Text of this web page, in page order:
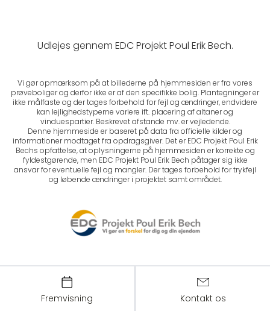
Fremvisning Kontakt os
Udlejes gennem EDC Projekt Poul Erik Bech.
Vi gør opmærksom på at billederne på hjemmesiden er fra vores
prøveboliger og derfor ikke er af den specifikke bolig. Plantegninger er
ikke målfaste og der tages forbehold for fejl og ændringer, endvidere
kan lejlighedstyperne variere ift. placering af altaner og
vinduespartier. Beskrevet afstande mv. er vejledende.
Denne hjemmeside er baseret på data fra officielle kilder og
informationer modtaget fra opdragsgiver. Det er EDC Projekt Poul Erik
Bechs opfattelse, at oplysningerne på hjemmesiden er korrekte og
fyldestgørende, men EDC Projekt Poul Erik Bech påtager sig ikke
ansvar for eventuelle fejl og mangler. Der tages forbehold for trykfejl
og løbende ændringer i projektet samt området.